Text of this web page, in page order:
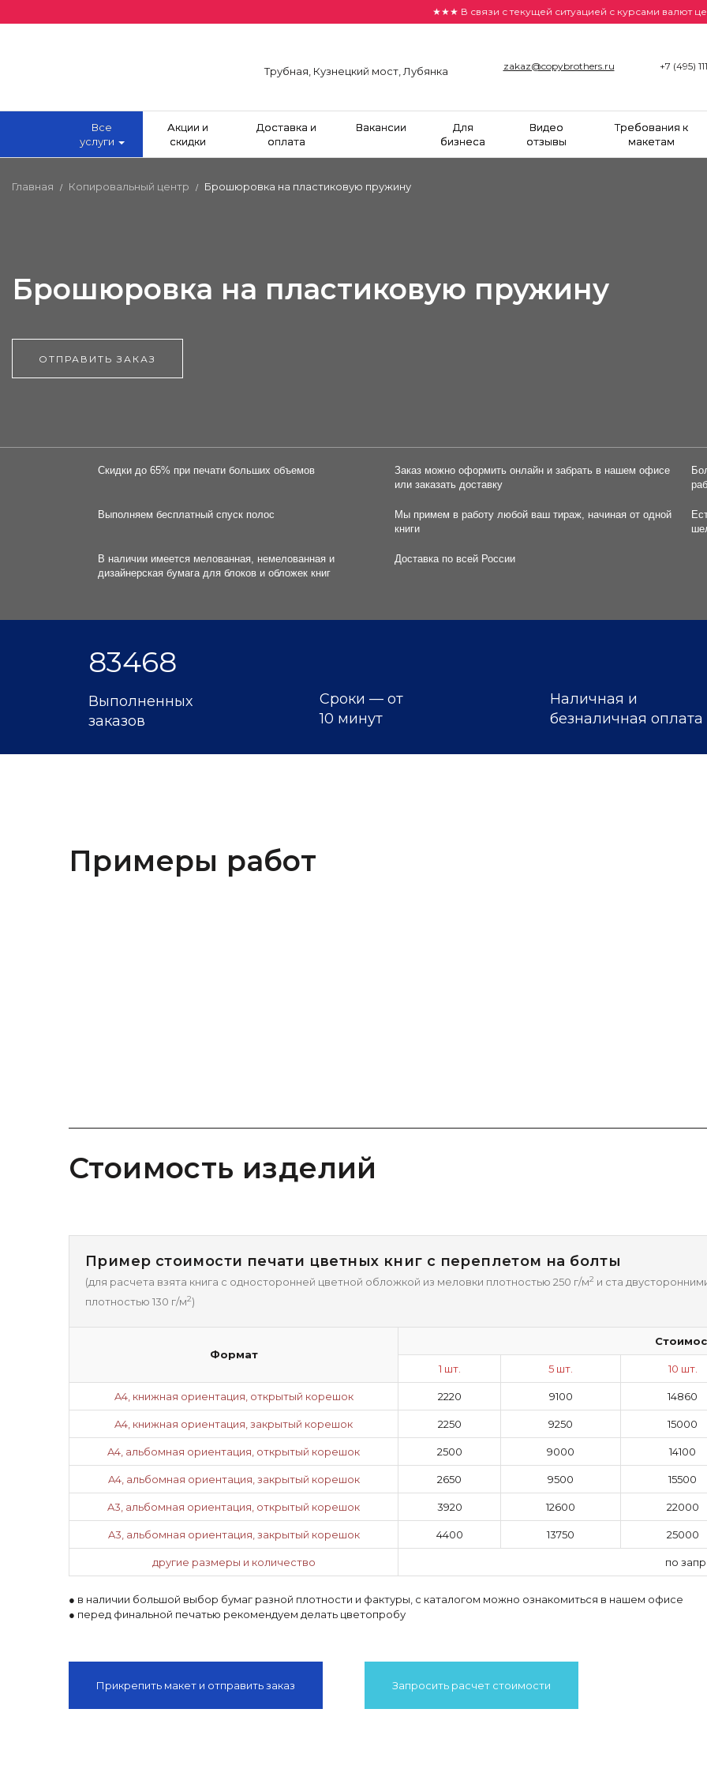
★★★ В связи с текущей ситуацией с курсами валют цены на
Трубная, Кузнецкий мост, Лубянка zakaz@copybrothers.ru +7 (495)
Все
услуги
Акции и
скидки
Доставка и
оплата
Вакансии
Для
бизнеса
Видео
отзывы
Требования к
макетам
Главная / Копировальный центр / Брошюровка на пластиковую пружину
Брошюровка на пластиковую пружину
ОТПРАВИТЬ ЗАКАЗ
Скидки до 65% при печати больших объемов
Заказ можно оформить онлайн и забрать в нашем офисе
или заказать доставку
Выполняем бесплатный спуск полос
Мы примем в работу любой ваш тираж, начиная от одной
книги
В наличии имеется мелованная, немелованная и
дизайнерская бумага для блоков и обложек книг
Доставка по всей России
83468
Выполненных
заказов
Сроки — от
10 минут
Наличная и
безналичная оплата
Примеры работ
Стоимость изделий
Пример стоимости печати цветных книг с переплетом на болты
(для расчета взята книга с односторонней цветной обложкой из меловки плотностью 250 г/м2 и ста
плотностью 130 г/м2)
Формат
1 шт. 5 шт. 10 шт.
A4, книжная ориентация, открытый корешок 2220 9100 14860
A4, книжная ориентация, закрытый корешок 2250 9250 15000
A4, альбомная ориентация, открытый корешок 2500 9000 14100
A4, альбомная ориентация, закрытый корешок 2650 9500 15500
A3, альбомная ориентация, открытый корешок 3920 12600 22000
A3, альбомная ориентация, закрытый корешок 4400 13750 25000
другие размеры и количество по
● в наличии большой выбор бумаг разной плотности и фактуры, с каталогом можно ознакомиться в нашем офисе
● перед финальной печатью рекомендуем делать цветопробу
Прикрепить макет и отправить заказ Запросить расчет стоимости